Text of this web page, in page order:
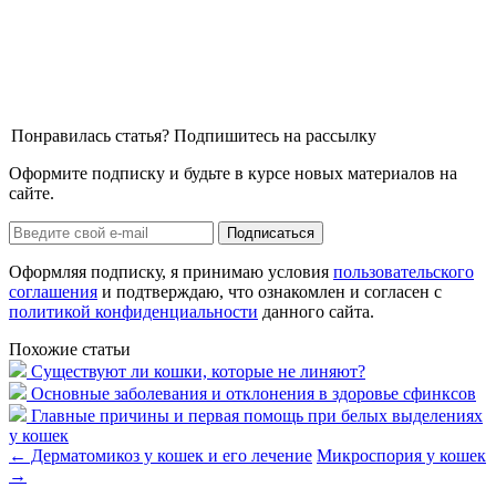
Понравилась статья? Подпишитесь на рассылку
Оформите подписку и будьте в курсе новых материалов на
сайте.
Оформляя подписку, я принимаю условия пользовательского
соглашения и подтверждаю, что ознакомлен и согласен с
политикой конфиденциальности данного сайта.
Похожие статьи
Существуют ли кошки, которые не линяют?
Основные заболевания и отклонения в здоровье сфинксов
Главные причины и первая помощь при белых выделениях
у кошек
← Дерматомикоз у кошек и его лечение Микроспория у кошек
→